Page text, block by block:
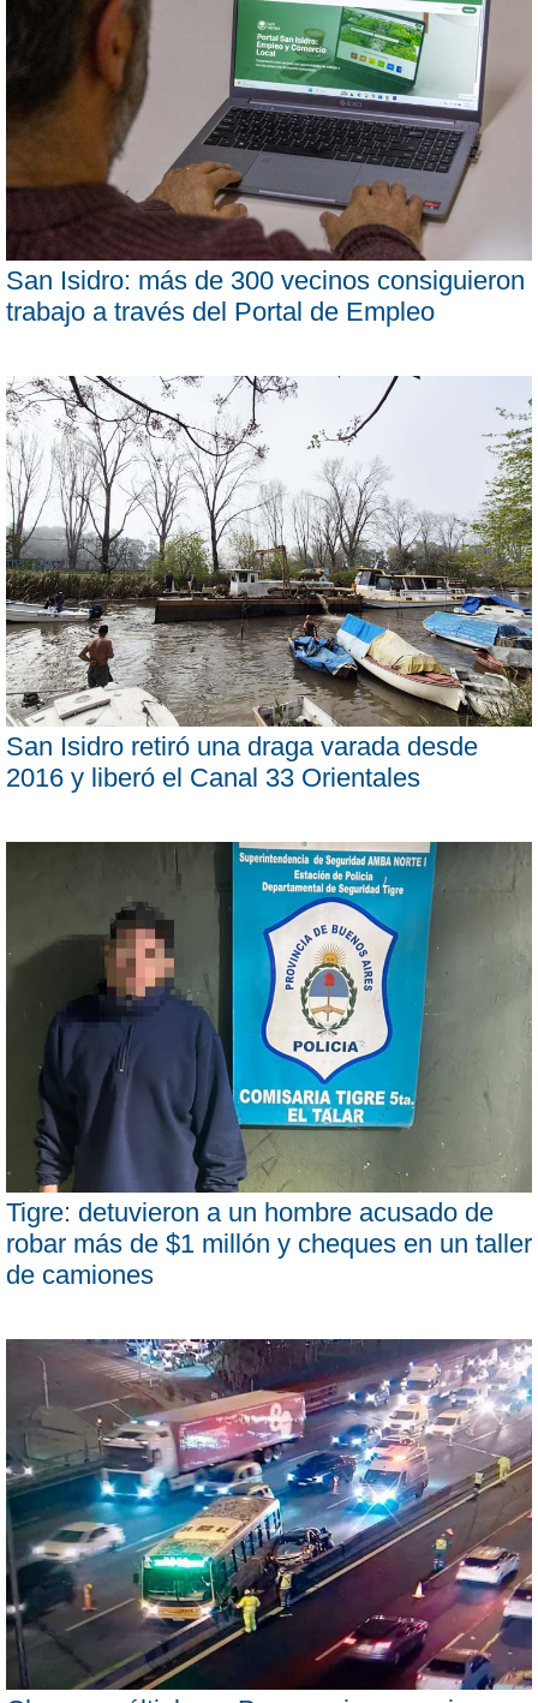
San Isidro: más de 300 vecinos consiguieron
trabajo a través del Portal de Empleo
San Isidro retiró una draga varada desde
2016 y liberó el Canal 33 Orientales
Tigre: detuvieron a un hombre acusado de
robar más de $1 millón y cheques en un taller
de camiones